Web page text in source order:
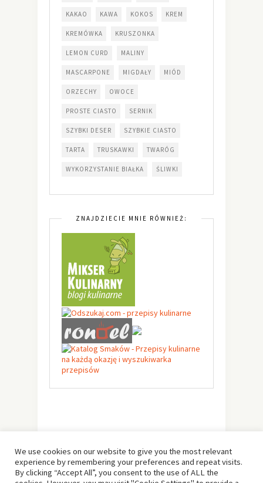
KAKAO KAWA KOKOS KREM
KREMÓWKA KRUSZONKA
LEMON CURD MALINY
MASCARPONE MIGDAŁY MIÓD
ORZECHY OWOCE
PROSTE CIASTO SERNIK
SZYBKI DESER SZYBKIE CIASTO
TARTA TRUSKAWKI TWARÓG
WYKORZYSTANIE BIAŁKA ŚLIWKI
ZNAJDZIECIE MNIE RÓWNIEŻ:
We use cookies on our website to give you the most relevant
experience by remembering your preferences and repeat visits.
By clicking “Accept All”, you consent to the use of ALL the